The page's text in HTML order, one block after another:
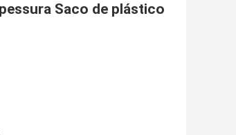
Saco de plástico